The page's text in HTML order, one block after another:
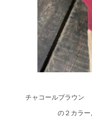
チャコールブ
の２カラ